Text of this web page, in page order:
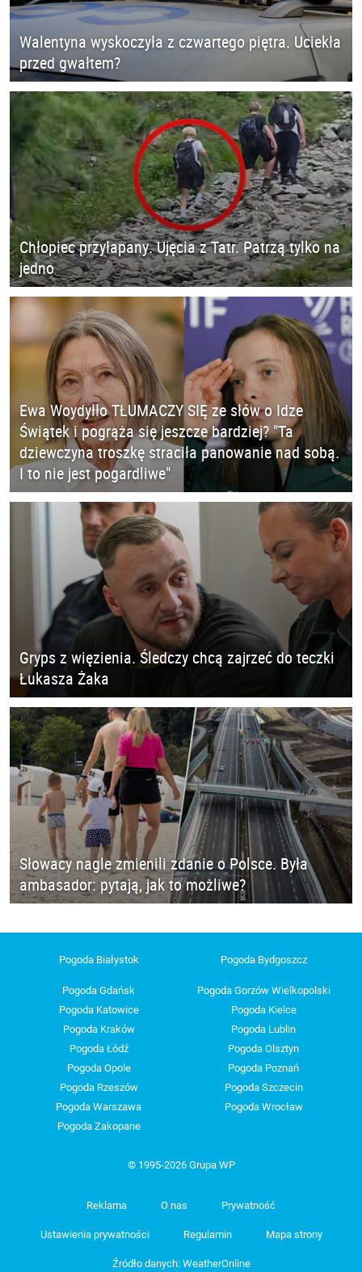
Walentyna wyskoczyła z czwartego piętra. Uciekła
przed gwałtem?
Chłopiec przyłapany. Ujęcia z Tatr. Patrzą tylko na
jedno
Ewa Woydyłło TŁUMACZY SIĘ ze słów o Idze
Świątek i pogrąża się jeszcze bardziej? "Ta
dziewczyna troszkę straciła panowanie nad sobą.
I to nie jest pogardliwe"
Gryps z więzienia. Śledczy chcą zajrzeć do teczki
Łukasza Żaka
Słowacy nagle zmienili zdanie o Polsce. Była
ambasador: pytają, jak to możliwe?
Pogoda Białystok Pogoda Bydgoszcz
Pogoda Gdańsk
Pogoda Gorzów Wielkopolski
Pogoda Katowice
Pogoda Kielce
Pogoda Kraków
Pogoda Lublin
Pogoda Łódź
Pogoda Olsztyn
Pogoda Opole
Pogoda Poznań
Pogoda Rzeszów
Pogoda Szczecin
Pogoda Warszawa
Pogoda Wrocław
Pogoda Zakopane
© 1995-2026 Grupa WP
Reklama O nas Prywatność
Ustawienia prywatności Regulamin Mapa strony
Źródło danych: WeatherOnline